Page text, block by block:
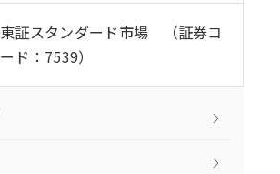
東証スタンダード市場 （証券コ
ード：7539）